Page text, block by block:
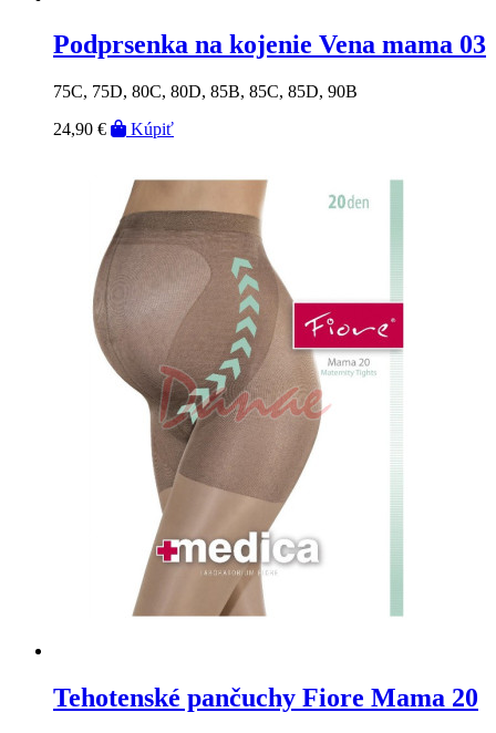
Podprsenka na kojenie Vena mama 03
75C, 75D, 80C, 80D, 85B, 85C, 85D, 90B
24,90 €
Kúpiť
Tehotenské pančuchy Fiore Mama 20